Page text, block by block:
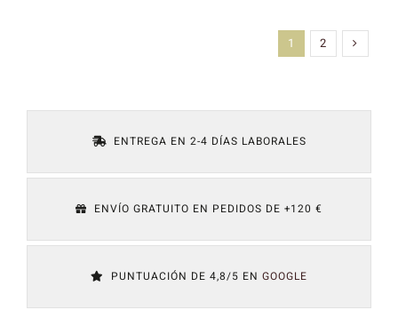
1 2
ENTREGA EN 2-4 DÍAS LABORALES
ENVÍO GRATUITO EN PEDIDOS DE +120 €
PUNTUACIÓN DE 4,8/5 EN GOOGLE